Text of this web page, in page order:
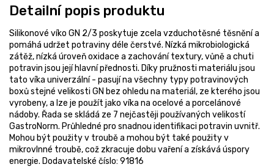
Detailní popis produktu
Silikonové víko GN 2/3 poskytuje zcela vzduchotěsné těsnění a
pomáhá udržet potraviny déle čerstvé. Nízká mikrobiologická
zátěž, nízká úroveň oxidace a zachování textury, vůně a chuti
potravin jsou její hlavní přednosti. Díky pružnosti materiálu jsou
tato víka univerzální - pasují na všechny typy potravinových
boxů stejné velikosti GN bez ohledu na materiál, ze kterého jsou
vyrobeny, a lze je použít jako víka na ocelové a porcelánové
nádoby. Řada se skládá ze 7 nejčastěji používaných velikostí
GastroNorm. Průhledné pro snadnou identifikaci potravin uvnitř.
Mohou být použity v troubě a mohou být také použity v
mikrovlnné troubě, což zkracuje dobu vaření a získává úspory
energie. Dodavatelské číslo: 91816